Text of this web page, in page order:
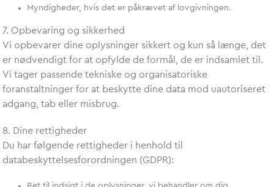
Myndigheder, hvis det er påkrævet af lovgivningen.
7. Opbevaring og sikkerhed
Vi opbevarer dine oplysninger sikkert og kun så længe, det
er nødvendigt for at opfylde de formål, de er indsamlet til.
Vi tager passende tekniske og organisatoriske
foranstaltninger for at beskytte dine data mod uautoriseret
adgang, tab eller misbrug.
8. Dine rettigheder
Du har følgende rettigheder i henhold til
databeskyttelsesforordningen (GDPR):